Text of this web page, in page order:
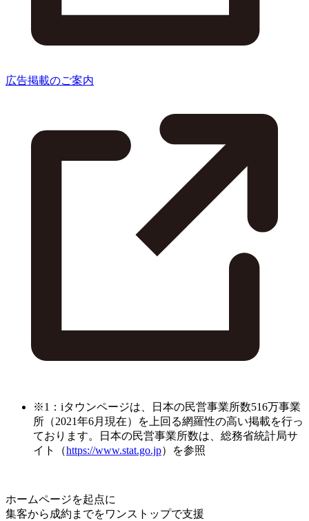
広告掲載のご案内
※1：iタウンページは、日本の民営事業所数516万事業
所（2021年6月現在）を上回る網羅性の高い掲載を行っ
ております。日本の民営事業所数は、総務省統計局サ
イト（https://www.stat.go.jp）を参照
ホームページを起点に
集客から成約までをワンストップで支援